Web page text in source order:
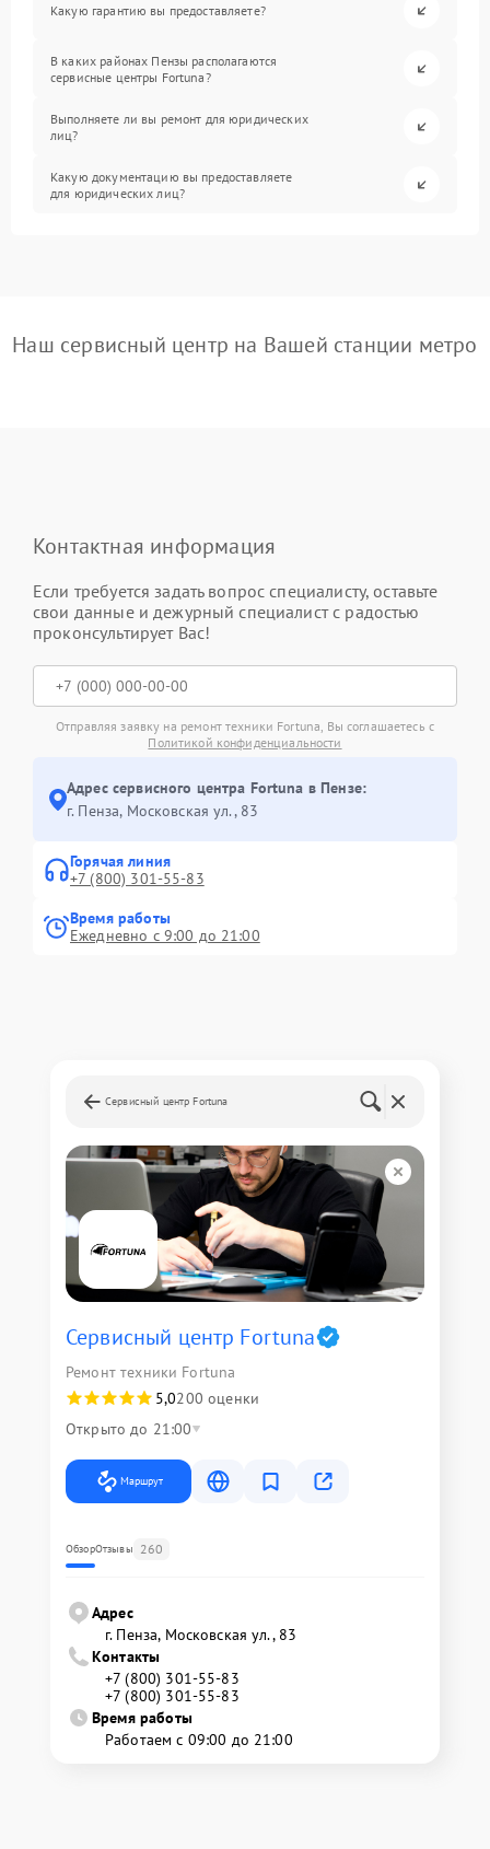
Какую гарантию вы предоставляете?
В каких районах Пензы располагаются
сервисные центры Fortuna?
Выполняете ли вы ремонт для юридических
лиц?
Какую документацию вы предоставляете
для юридических лиц?
Наш сервисный центр на Вашей станции метро
Контактная информация
Если требуется задать вопрос специалисту, оставьте
свои данные и дежурный специалист с радостью
проконсультирует Вас!
Отправляя заявку на ремонт техники Fortuna, Вы соглашаетесь с
Политикой конфиденциальности
Адрес сервисного центра Fortuna в Пензе:
г. Пенза, Московская ул., 83
Горячая линия
+7 (800) 301-55-83
Время работы
Ежедневно с 9:00 до 21:00
Сервисный центр Fortuna
Сервисный центр Fortuna
Ремонт техники Fortuna
5,0200 оценки
Открыто до 21:00
Маршрут
ОбзорОтзывы 260
Адрес
г. Пенза, Московская ул., 83
Контакты
+7 (800) 301-55-83
+7 (800) 301-55-83
Время работы
Работаем с 09:00 до 21:00